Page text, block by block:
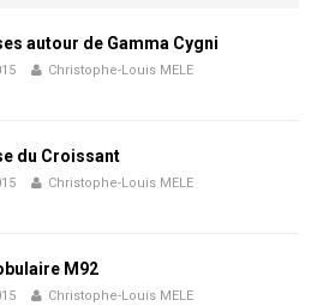
autour de Gamma Cygni
Christophe-Louis MELE
du Croissant
Christophe-Louis MELE
M92
Christophe-Louis MELE